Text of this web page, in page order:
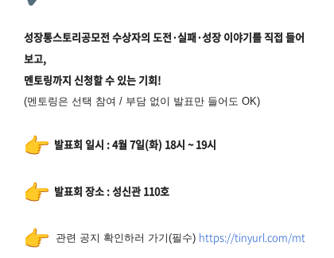
성장통스토리공모전 수상자의 도전·실패·성장 이야기를 직접 들어
보고,
멘토링까지 신청할 수 있는 기회!
(멘토링은 선택 참여 / 부담 없이 발표만 들어도 OK)
발표회 일시 : 4월 7일(화) 18시 ~ 19시
발표회 장소 : 성신관 110호
관련 공지 확인하러 가기(필수) https://tinyurl.com/mt